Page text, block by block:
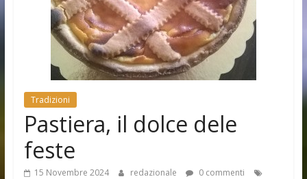
Tradizioni
Pastiera, il dolce dele
feste
15 Novembre 2024 redazionale
0 commenti